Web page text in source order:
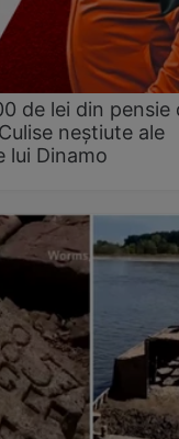
de lei din pensie
neștiute ale
lui Dinamo